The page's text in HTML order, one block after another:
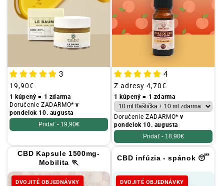
3
Obvyklá
cena
19,90€
1 kúpený = 1 zdarma
Doručenie ZADARMO*v
pondelok 10. augusta
Pridať - 19,90€
4
Obvyklá
cena
Z adresy 4,70€
1 kúpený = 1 zdarma
Doručenie ZADARMO*v
pondelok 10. augusta
Pridať - 18,90€
CBD Kapsule 1500mg-
Mobilita 🏃
DVOJITÉ OBJEDNÁVKY
CBD infúzia - spánok 😴
DVOJITÉ OBJEDNÁVKY